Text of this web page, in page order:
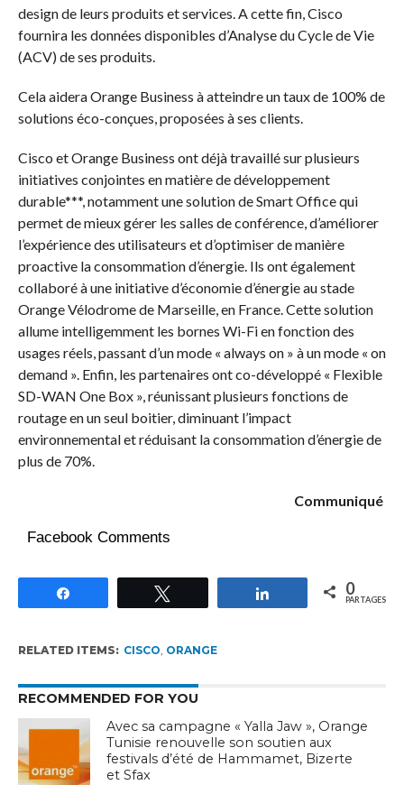
design de leurs produits et services. A cette fin, Cisco
fournira les données disponibles d’Analyse du Cycle de Vie
(ACV) de ses produits.
Cela aidera Orange Business à atteindre un taux de 100% de
solutions éco-conçues, proposées à ses clients.
Cisco et Orange Business ont déjà travaillé sur plusieurs
initiatives conjointes en matière de développement
durable***, notamment une solution de Smart Office qui
permet de mieux gérer les salles de conférence, d’améliorer
l’expérience des utilisateurs et d’optimiser de manière
proactive la consommation d’énergie. Ils ont également
collaboré à une initiative d’économie d’énergie au stade
Orange Vélodrome de Marseille, en France. Cette solution
allume intelligemment les bornes Wi-Fi en fonction des
usages réels, passant d’un mode « always on » à un mode « on
demand ». Enfin, les partenaires ont co-développé « Flexible
SD-WAN One Box », réunissant plusieurs fonctions de
routage en un seul boitier, diminuant l’impact
environnemental et réduisant la consommation d’énergie de
plus de 70%.
Communiqué
Facebook Comments
Partagez 0
PARTAGES
RELATED ITEMS: CISCO, ORANGE
RECOMMENDED FOR YOU
Avec sa campagne « Yalla Jaw », Orange
Tunisie renouvelle son soutien aux
festivals d’été de Hammamet, Bizerte
et Sfax